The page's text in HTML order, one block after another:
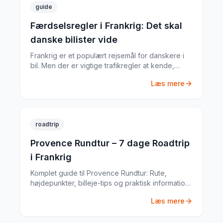
guide
Færdselsregler i Frankrig: Det skal
danske bilister vide
Frankrig er et populært rejsemål for danskere i
bil. Men der er vigtige trafikregler at kende,
obligatorisk udstyr – her er din komplette guide.
Læs mere
roadtrip
Provence Rundtur – 7 dage Roadtrip
i Frankrig
Komplet guide til Provence Rundtur: Rute,
højdepunkter, billeje-tips og praktisk information
Læs mere